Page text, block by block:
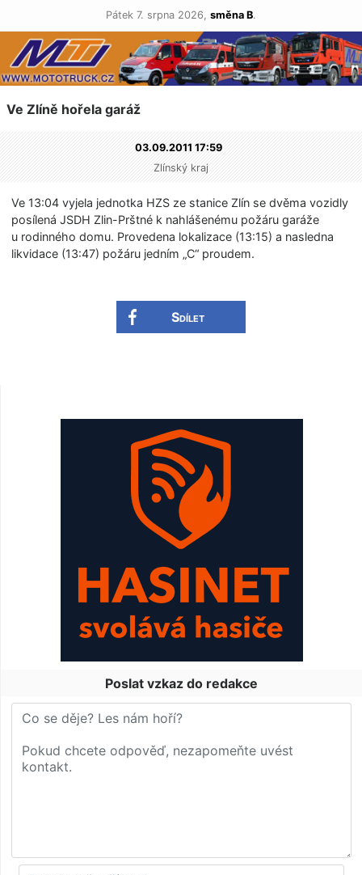
Pátek 7. srpna 2026, směna B.
Ve Zlíně hořela garáž
03.09.2011 17:59
Zlínský kraj
Ve 13:04 vyjela jednotka HZS ze stanice Zlín se dvěma vozidly
posílená JSDH Zlin-Prštné k nahlášenému požáru garáže
u rodinného domu. Provedena lokalizace (13:15) a nasledna
likvidace (13:47) požáru jedním „C“ proudem.
Sdílet
Poslat vzkaz do redakce